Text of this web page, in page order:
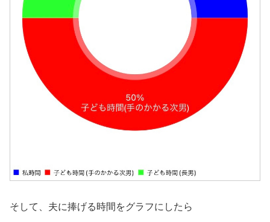
そして、夫に捧げる時間をグラフにしたら